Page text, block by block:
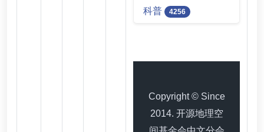
科普 4256
Copyright © Since
2014. 开源地理空